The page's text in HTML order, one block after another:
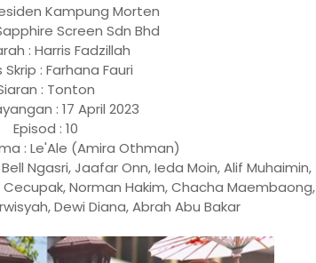
Kampung Morten
Screen Sdn Bhd
: Harris Fadzillah
Skrip : Farhana Fauri
: Tonton
: 17 April 2023
Episod : 10
: Le'Ale (Amira Othman)
Ngasri, Jaafar Onn, Ieda Moin, Alif Muhaimin,
Norman Hakim, Chacha Maembaong,
Dewi Diana, Abrah Abu Bakar